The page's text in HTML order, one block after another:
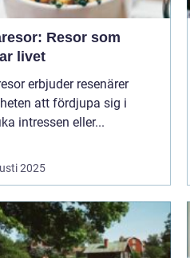
Resor som
livet
erbjuder resenärer
att fördjupa sig i
intressen eller...
2025